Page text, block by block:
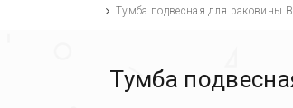
Тумба подвесная для
Тумба